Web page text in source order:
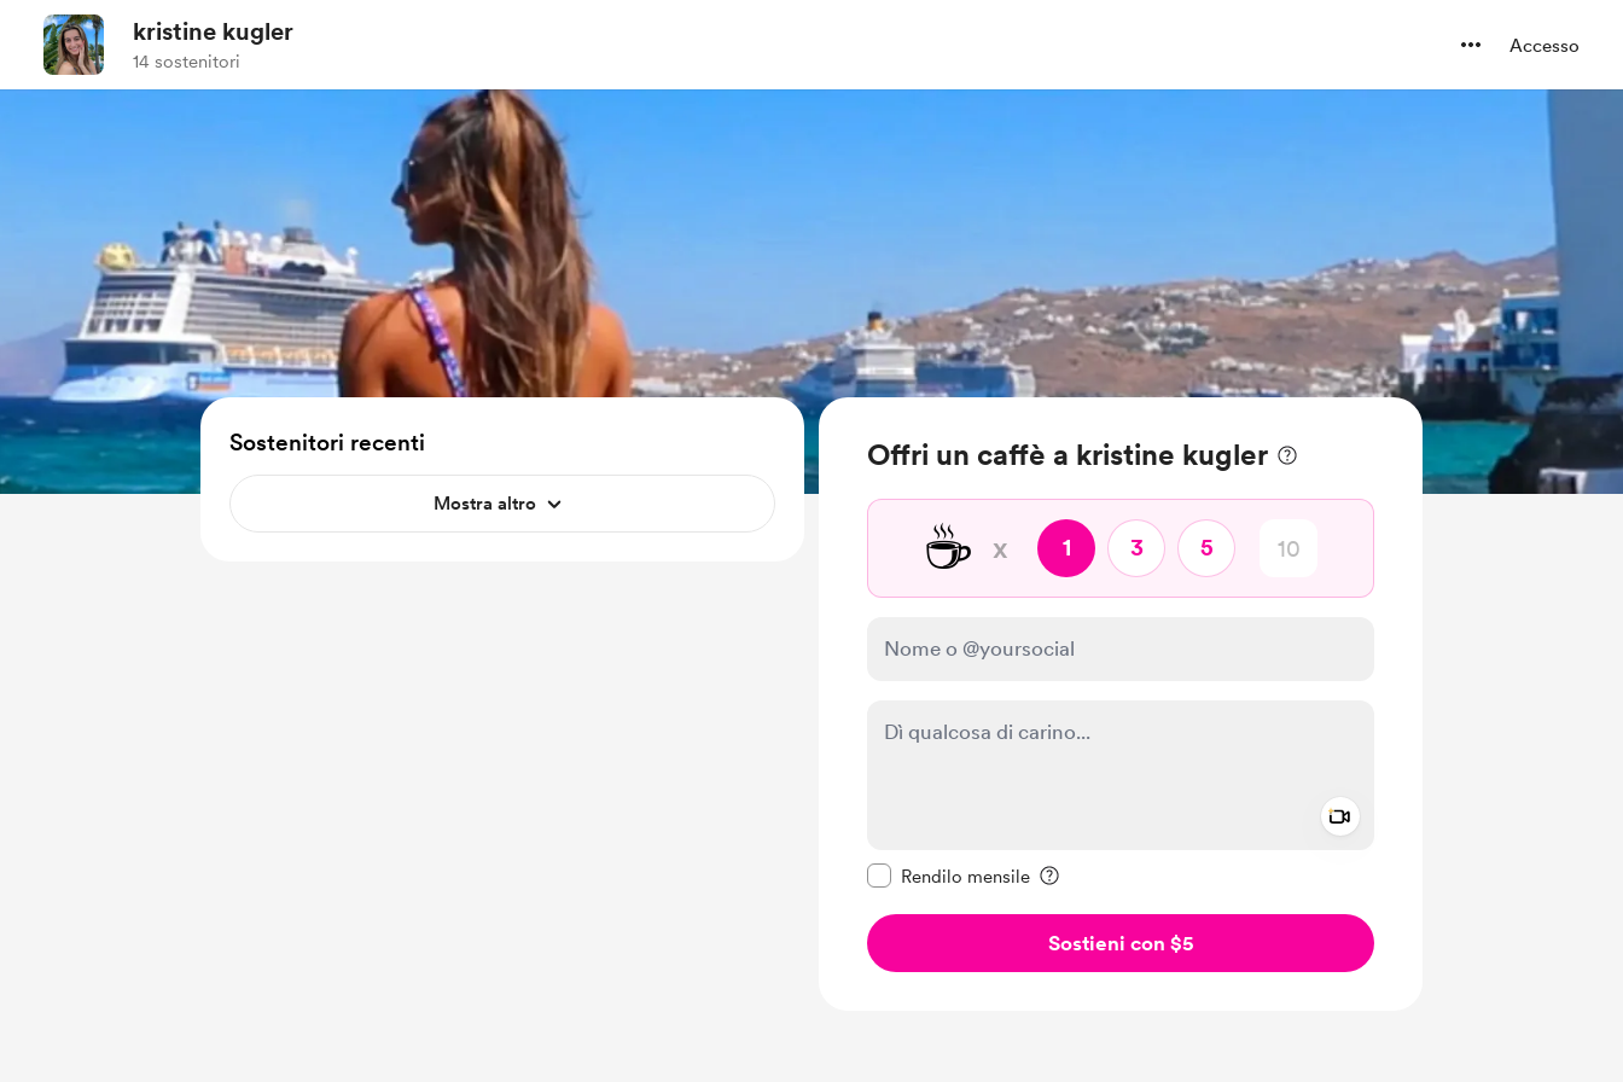
kristine kugler
14 sostenitori
Accesso
Offri un caffè a kristine kugler
☕ x 1 3 5
Rendilo mensile
Sostieni con $5
Sostenitori recenti
Mostra altro